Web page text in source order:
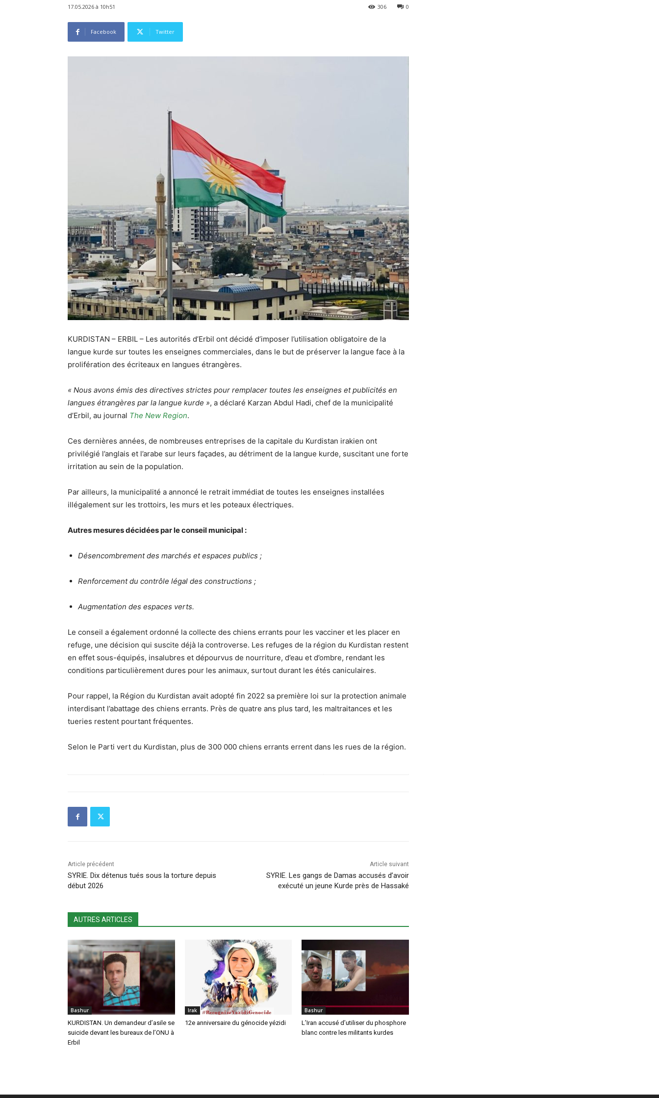
17.05.2026 à 10h51 0
306
Facebook Twitter
KURDISTAN – ERBIL – Les autorités d’Erbil ont décidé d’imposer l’utilisation obligatoire de la
langue kurde sur toutes les enseignes commerciales, dans le but de préserver la langue face à la
prolifération des écriteaux en langues étrangères.
« Nous avons émis des directives strictes pour remplacer toutes les enseignes et publicités en
langues étrangères par la langue kurde », a déclaré Karzan Abdul Hadi, chef de la municipalité
d’Erbil, au journal The New Region.
Ces dernières années, de nombreuses entreprises de la capitale du Kurdistan irakien ont
privilégié l’anglais et l’arabe sur leurs façades, au détriment de la langue kurde, suscitant une forte
irritation au sein de la population.
Par ailleurs, la municipalité a annoncé le retrait immédiat de toutes les enseignes installées
illégalement sur les trottoirs, les murs et les poteaux électriques.
Autres mesures décidées par le conseil municipal :
Désencombrement des marchés et espaces publics ;
Renforcement du contrôle légal des constructions ;
Augmentation des espaces verts.
Le conseil a également ordonné la collecte des chiens errants pour les vacciner et les placer en
refuge, une décision qui suscite déjà la controverse. Les refuges de la région du Kurdistan restent
en effet sous-équipés, insalubres et dépourvus de nourriture, d’eau et d’ombre, rendant les
conditions particulièrement dures pour les animaux, surtout durant les étés caniculaires.
Pour rappel, la Région du Kurdistan avait adopté fin 2022 sa première loi sur la protection animale
interdisant l’abattage des chiens errants. Près de quatre ans plus tard, les maltraitances et les
tueries restent pourtant fréquentes.
Selon le Parti vert du Kurdistan, plus de 300 000 chiens errants errent dans les rues de la région.
Article précédent
SYRIE. Dix détenus tués sous la torture depuis
début 2026
Article suivant
SYRIE. Les gangs de Damas accusés d’avoir
exécuté un jeune Kurde près de Hassaké
AUTRES ARTICLES
Bashur
KURDISTAN. Un demandeur d’asile se
suicide devant les bureaux de l’ONU à
Erbil
Irak
12e anniversaire du génocide yézidi
Bashur
L’Iran accusé d’utiliser du phosphore
blanc contre les militants kurdes